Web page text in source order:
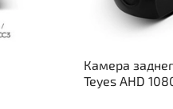
Камера
Teyes AHD